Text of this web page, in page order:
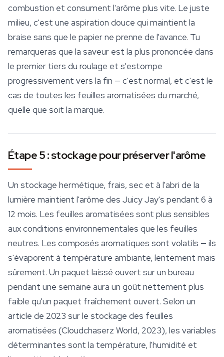
combustion et consument l'arôme plus vite. Le juste
milieu, c'est une aspiration douce qui maintient la
braise sans que le papier ne prenne de l'avance. Tu
remarqueras que la saveur est la plus prononcée dans
le premier tiers du roulage et s'estompe
progressivement vers la fin — c'est normal, et c'est le
cas de toutes les feuilles aromatisées du marché,
quelle que soit la marque.
Étape 5 : stockage pour préserver l'arôme
Un stockage hermétique, frais, sec et à l'abri de la
lumière maintient l'arôme des Juicy Jay's pendant 6 à
12 mois. Les feuilles aromatisées sont plus sensibles
aux conditions environnementales que les feuilles
neutres. Les composés aromatiques sont volatils — ils
s'évaporent à température ambiante, lentement mais
sûrement. Un paquet laissé ouvert sur un bureau
pendant une semaine aura un goût nettement plus
faible qu'un paquet fraîchement ouvert. Selon un
article de 2023 sur le stockage des feuilles
aromatisées (Cloudchaserz World, 2023), les variables
déterminantes sont la température, l'humidité et